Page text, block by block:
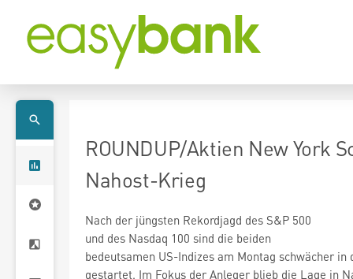
ROUNDUP/Aktien New York
Nahost-Krieg
und des Nasdaq 100 sind die beiden
bedeutsamen US-Indizes am Montag schwächer in
gestartet. Im Fokus der Anleger blieb die Lage in